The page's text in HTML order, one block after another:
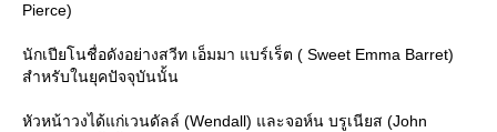
Pierce)
นักเปียโนชื่อดังอย่างสวีท เอ็มมา แบร์เร็ต ( Sweet Emma Barret)
สำหรับในยุคปัจจุบันนั้น
หัวหน้าวงได้แก่เวนดัลล์ (Wendall) และจอห์น บรูเนียส (John